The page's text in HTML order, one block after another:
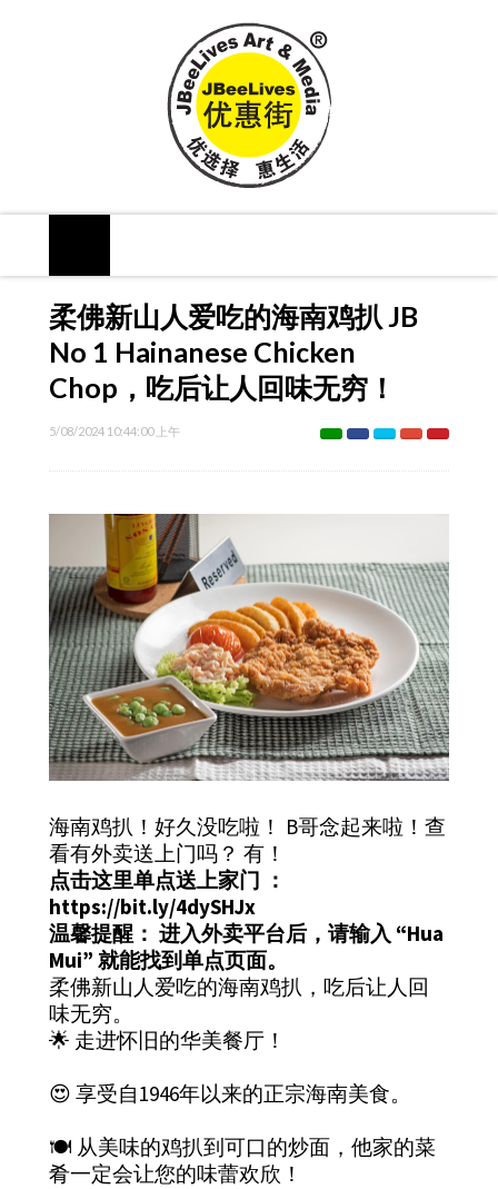
柔佛新山人爱吃的海南鸡扒 JB
No 1 Hainanese Chicken
Chop，吃后让人回味无穷！
5/08/2024 10:44:00 上午
海南鸡扒！好久没吃啦！ B哥念起来啦！查
看有外卖送上门吗？ 有！
点击这里单点送上家门 ：
https://bit.ly/4dySHJx
温馨提醒： 进入外卖平台后，请输入 “Hua
Mui” 就能找到单点页面。
柔佛新山人爱吃的海南鸡扒，吃后让人回
味无穷。
🌟 走进怀旧的华美餐厅！
😍 享受自1946年以来的正宗海南美食。
🍽️ 从美味的鸡扒到可口的炒面，他家的菜
肴一定会让您的味蕾欢欣！